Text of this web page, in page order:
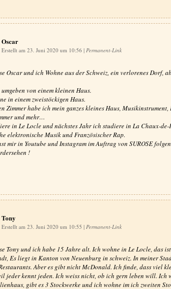
Oscar
Erstellt am 23. Juni 2020 um 10:56 | Permanent-Link
Oscar und ich Wohne aus der Schweiz, ein verlorenes Dorf,
von einem kleinen Haus.
in einem zweistöckigen Haus.
Zimmer habe ich mein ganzes kleines Haus, Musikinstrument,
und mehr…
in Le Locle und nächstes Jahr ich studiere in La Chaux-de-
elektronische Musik und Französischer Rap.
mir in Youtube und Instagram im Auftrag von SUROSE
!
Tony
Erstellt am 23. Juni 2020 um 10:55 | Permanent-Link
Tony und ich habe 15 Jahre alt. Ich wohne in Le Locle, das
Es liegt in Kanton von Neuenburg in schweiz. In meiner
Aber es gibt nicht McDonald. Ich finde, dass viel
jeder kennt jeden. Ich weiss nicht, ob ich gern leben will. Ich
gibt es 3 Stockwerke und ich wohne im ich zweiten